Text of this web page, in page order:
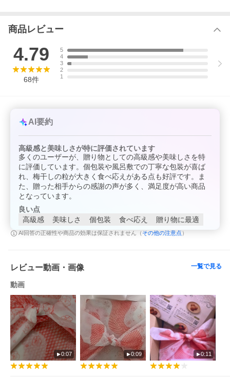
商品レビュー
4.79
68件
5
4
3
2
1
AI要約
高級感と美味しさが特に評価されています
多くのユーザーが、贈り物としての高級感や美味しさを特
に評価しています。個包装や風呂敷での丁寧な包装が喜ば
れ、梅干しの粒が大きく食べ応えがある点も好評です。ま
た、贈った相手からの感謝の声が多く、満足度が高い商品
となっています。
良い点
高級感
美味しさ 個包装 食べ応え 贈り物に最適
AI回答の正確性や商品の効果は保証されません（ その他の注意点 ）
レビュー動画・画像 一覧で見る
動画
0:07 0:09 0:11